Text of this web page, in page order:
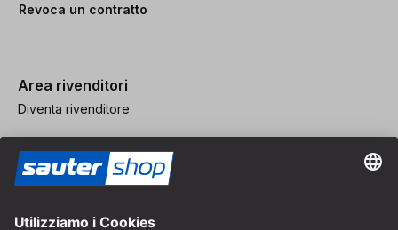
Revoca un contratto
Area rivenditori
Diventa rivenditore